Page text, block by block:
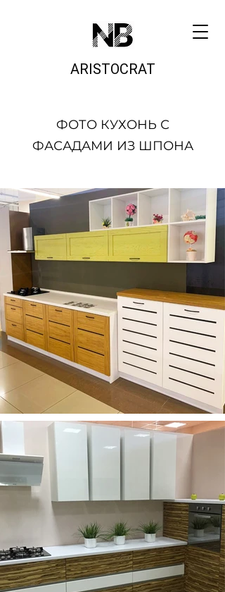
ARISTOCRAT
ФОТО КУХОНЬ С
ФАСАДАМИ ИЗ ШПОНА